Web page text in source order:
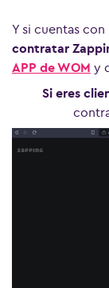
Y si cuentas con
contratar
APP de WOM y
Si eres